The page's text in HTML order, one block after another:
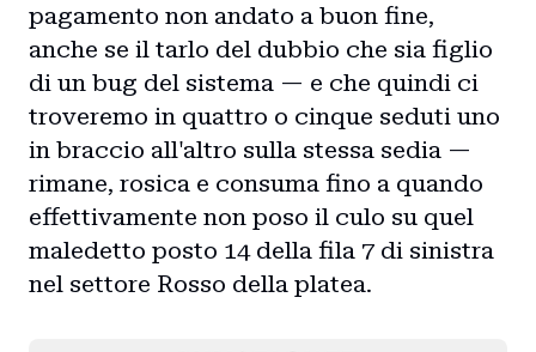
pagamento non andato a buon fine,
anche se il tarlo del dubbio che sia figlio
di un bug del sistema — e che quindi ci
troveremo in quattro o cinque seduti uno
in braccio all'altro sulla stessa sedia —
rimane, rosica e consuma fino a quando
effettivamente non poso il culo su quel
maledetto posto 14 della fila 7 di sinistra
nel settore Rosso della platea.